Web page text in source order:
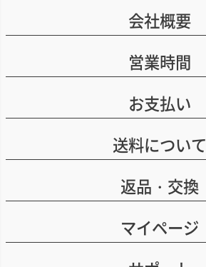
会社概要
営業時間
お支払い
送料について
返品・交換
マイページ